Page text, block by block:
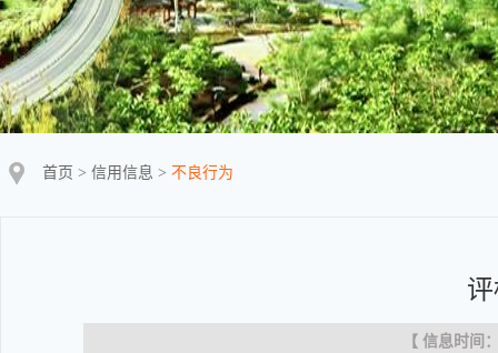
首页 > 信用信息 > 不良行为
【 信息时间